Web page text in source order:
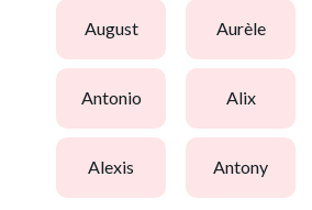
august aurèle
antonio alix
alexis antony